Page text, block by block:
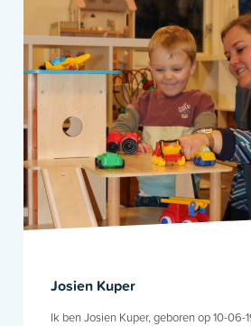
Josien Kuper
Ik ben Josien Kuper, geboren op 10-